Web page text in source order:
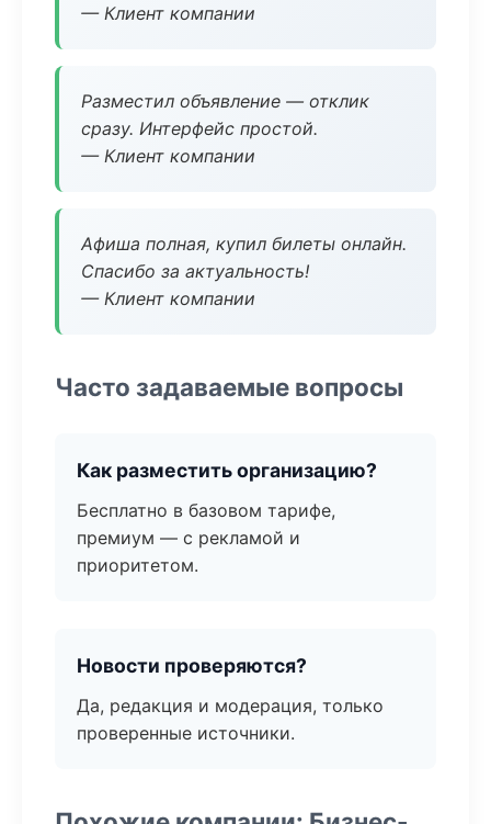
— Клиент компании
Разместил объявление — отклик
сразу. Интерфейс простой.
— Клиент компании
Афиша полная, купил билеты онлайн.
Спасибо за актуальность!
— Клиент компании
Часто задаваемые вопросы
Как разместить организацию?
Бесплатно в базовом тарифе,
премиум — с рекламой и
приоритетом.
Новости проверяются?
Да, редакция и модерация, только
проверенные источники.